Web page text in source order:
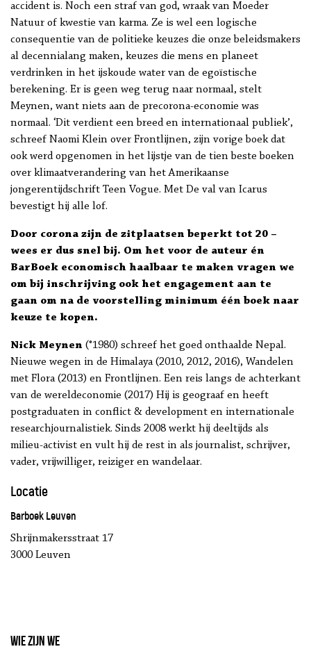
accident is. Noch een straf van god, wraak van Moeder
Natuur of kwestie van karma. Ze is wel een logische
consequentie van de politieke keuzes die onze beleidsmakers
al decennialang maken, keuzes die mens en planeet
verdrinken in het ijskoude water van de egoïstische
berekening. Er is geen weg terug naar normaal, stelt
Meynen, want niets aan de precorona-economie was
normaal. ‘Dit verdient een breed en internationaal publiek’,
schreef Naomi Klein over Frontlijnen, zijn vorige boek dat
ook werd opgenomen in het lijstje van de tien beste boeken
over klimaatverandering van het Amerikaanse
jongerentijdschrift Teen Vogue. Met De val van Icarus
bevestigt hij alle lof.
Door corona zijn de zitplaatsen beperkt tot 20 –
wees er dus snel bij. Om het voor de auteur én
BarBoek economisch haalbaar te maken vragen we
om bij inschrijving ook het engagement aan te
gaan om na de voorstelling minimum één boek naar
keuze te kopen.
Nick Meynen (°1980) schreef het goed onthaalde Nepal.
Nieuwe wegen in de Himalaya (2010, 2012, 2016), Wandelen
met Flora (2013) en Frontlijnen. Een reis langs de achterkant
van de wereldeconomie (2017) Hij is geograaf en heeft
postgraduaten in conflict & development en internationale
researchjournalistiek. Sinds 2008 werkt hij deeltijds als
milieu-activist en vult hij de rest in als journalist, schrijver,
vader, vrijwilliger, reiziger en wandelaar.
Locatie
Barboek Leuven
Shrijnmakersstraat 17
3000 Leuven
Wie zijn we